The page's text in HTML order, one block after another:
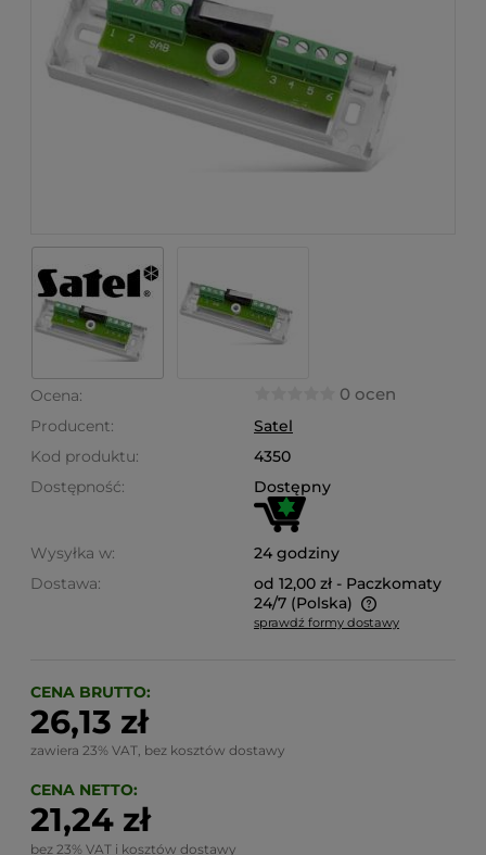
Ocena: 0 ocen
Producent:
Satel
Kod produktu:
4350
Dostępność:
Dostępny
Wysyłka w:
24 godziny
Dostawa:
od 12,00 zł - Paczkomaty
24/7 (Polska)
Cena nie zawiera ewentualnych kosztów płatności
sprawdź formy dostawy
CENA BRUTTO:
26,13 zł
zawiera 23% VAT, bez kosztów dostawy
CENA NETTO:
21,24 zł
bez 23% VAT i kosztów dostawy